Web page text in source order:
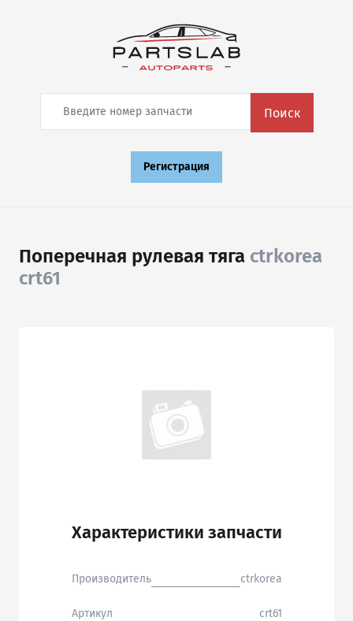
Поиск
Регистрация
Поперечная рулевая тяга ctrkorea
crt61
Характеристики запчасти
Производитель ctrkorea
Артикул crt61